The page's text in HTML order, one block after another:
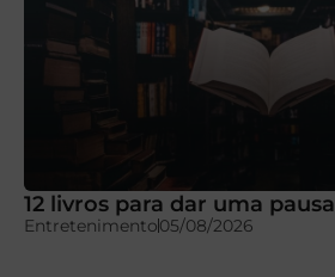
12 livros para dar uma
Entretenimento05/08/2026